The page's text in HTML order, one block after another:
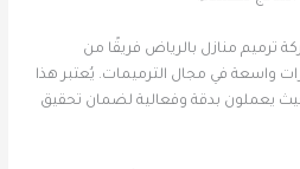
منازل بالرياض فريقًا من
واسعة في مجال الترميمات. يُعتبر هذا
يعملون بدقة وفعالية لضمان تحقيق